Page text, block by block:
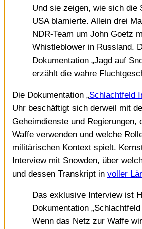
Und sie zeigen, wie sich die
USA blamierte. Allein drei
NDR-Team um John Goetz
Whistleblower in Russland.
Dokumentation „Jagd auf
erzählt die wahre
Die Dokumentation „Schlachtfeld
Uhr beschäftigt sich derweil mit
Geheimdienste und Regierungen,
Waffe verwenden und welche
militärischen Kontext spielt.
Interview mit Snowden, über
und dessen Transkript in voller
Das exklusive Interview ist
Dokumentation
Wenn das Netz zur Waffe